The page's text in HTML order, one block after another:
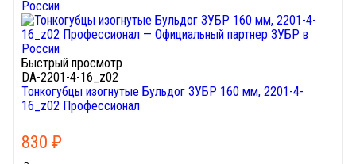
Быстрый просмотр
DA-2201-4-16_z02
Тонкогубцы изогнутые Бульдог ЗУБР 160 мм, 2201-4-
16_z02 Профессионал
830 ₽